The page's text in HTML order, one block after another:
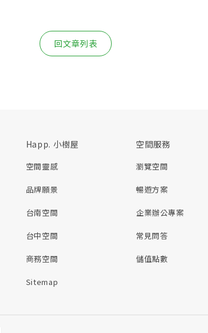
回文章列表
Happ. 小樹屋
空間靈感
品牌願景
台南空間
台中空間
商務空間
Sitemap
空間服務
瀏覽空間
暢遊方案
企業辦公專案
常見問答
儲值點數